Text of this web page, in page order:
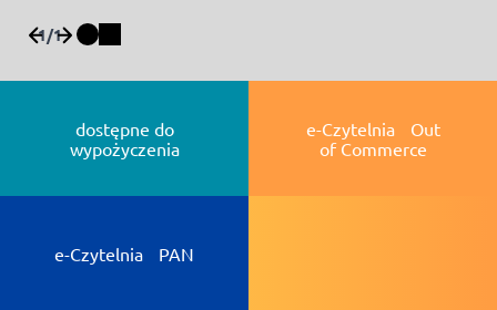
1/1
dostępne do
wypożyczenia
e-Czytelnia Out
of Commerce
e-Czytelnia PAN